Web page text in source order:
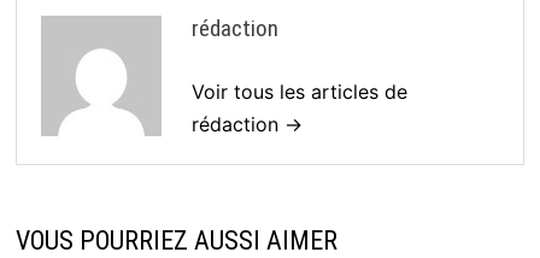
rédaction
Voir tous les articles de
rédaction →
VOUS POURRIEZ AUSSI AIMER